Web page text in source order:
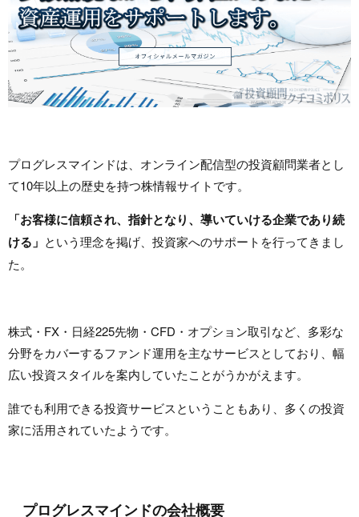
プログレスマインドは、オンライン配信型の投資顧問業者とし
て10年以上の歴史を持つ株情報サイトです。
「お客様に信頼され、指針となり、導いていける企業であり続
ける」 という理念を掲げ、投資家へのサポートを行ってきまし
た。
株式・FX・日経225先物・CFD・オプション取引など、多彩な
分野をカバーするファンド運用を主なサービスとしており、幅
広い投資スタイルを案内していたことがうかがえます。
誰でも利用できる投資サービスということもあり、多くの投資
家に活用されていたようです。
プログレスマインドの会社概要